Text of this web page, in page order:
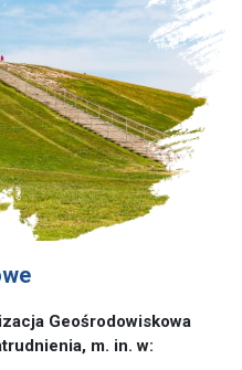
Geośrodowiskowa
m. in. w: